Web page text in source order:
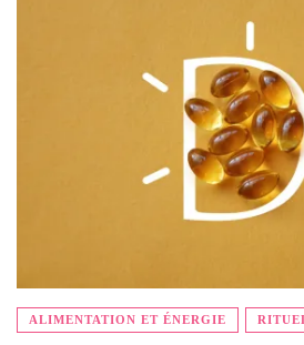
ALIMENTATION ET ÉNERGIE